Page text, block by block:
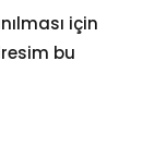
için
bu